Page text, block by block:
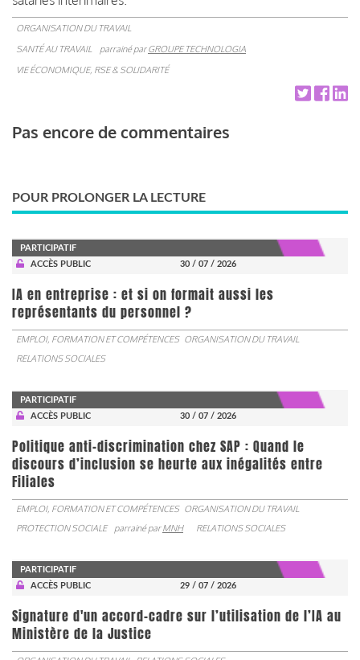
ORGANISATION DU TRAVAIL
SANTÉ AU TRAVAIL
parrainé parGROUPE TECHNOLOGIA
VIE ÉCONOMIQUE, RSE & SOLIDARITÉ
Pas encore de commentaires
POUR PROLONGER LA LECTURE
PARTICIPATIF
ACCÈS PUBLIC
30 / 07 / 2026
IA en entreprise : et si on formait aussi les
représentants du personnel ?
EMPLOI, FORMATION ET COMPÉTENCES ORGANISATION DU TRAVAIL
RELATIONS SOCIALES
PARTICIPATIF
ACCÈS PUBLIC
30 / 07 / 2026
Politique anti-discrimination chez SAP : Quand le
discours d’inclusion se heurte aux inégalités entre
Filiales
EMPLOI, FORMATION ET COMPÉTENCES ORGANISATION DU TRAVAIL
PROTECTION SOCIALE
parrainé parMNH RELATIONS SOCIALES
PARTICIPATIF
ACCÈS PUBLIC
29 / 07 / 2026
Signature d'un accord-cadre sur l’utilisation de l’IA au
Ministère de la Justice